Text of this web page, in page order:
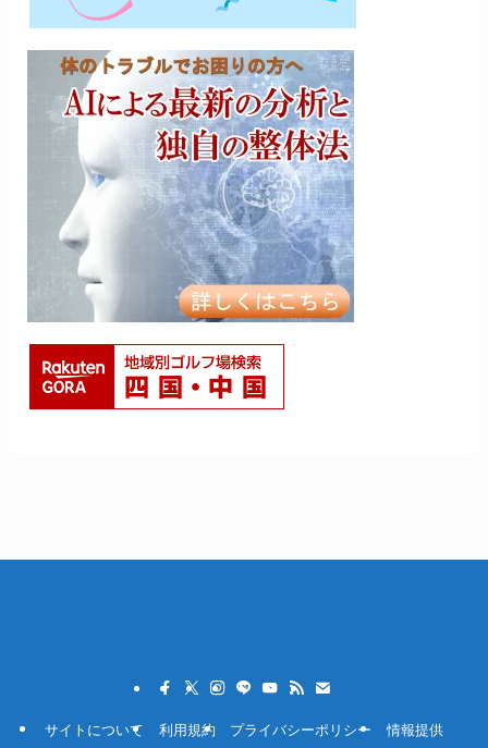
サイトについて 利用規約 プライバシーポリシー 情報提供